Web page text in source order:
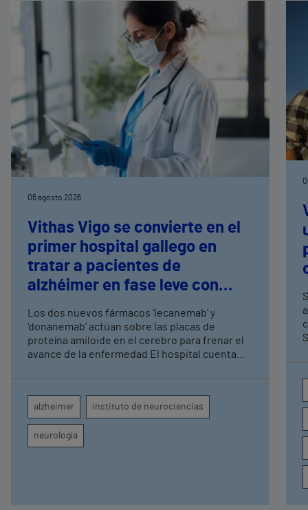
06 agosto 2026
Vithas Vigo se convierte en el
primer hospital gallego en
tratar a pacientes de
alzhéimer en fase leve con
terapias antiamiloide
Los dos nuevos fármacos 'lecanemab' y
'donanemab' actúan sobre las placas de
proteína amiloide en el cerebro para frenar el
avance de la enfermedad El hospital cuenta
seguimiento clínico de cada paciente
alzheimer instituto de neurociencias
neurología